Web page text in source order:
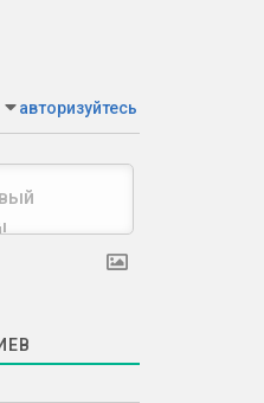
авторизуйтесь